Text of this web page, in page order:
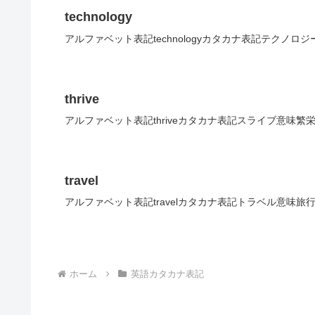
technology
アルファベット表記technologyカタカナ表記テクノロジ
thrive
アルファベット表記thriveカタカナ表記スライブ意味繁栄
travel
アルファベット表記travelカタカナ表記トラベル意味旅行
ホーム 英語カタカナ表記